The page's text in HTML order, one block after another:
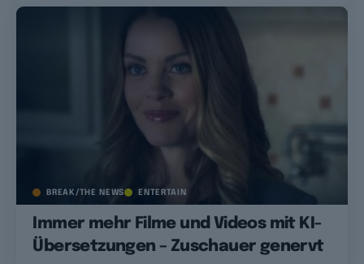
BREAK/THE NEWS ENTERTAIN
Immer mehr Filme und Videos mit KI-
Übersetzungen – Zuschauer genervt